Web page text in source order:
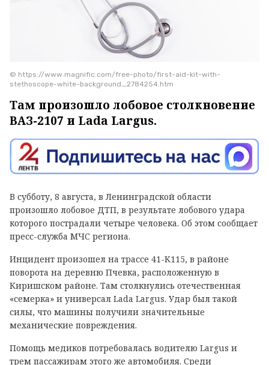
© https://www.magnific.com/free-photo/first-aid-kit-with-
stethoscope-white-background_2784254.htm
Там произошло лобовое столкновение
ВАЗ-2107 и Lada Largus.
В субботу, 8 августа, в Ленинградской области
произошло лобовое ДТП, в результате лобового удара
которого пострадали четыре человека. Об этом сообщает
пресс-служба МЧС региона.
Инцидент произошел на трассе 41-К115, в районе
поворота на деревню Пчевка, расположенную в
Киришском районе. Там столкнулись отечественная
«семерка» и универсал Lada Largus. Удар был такой
силы, что машины получили значительные
механические повреждения.
Помощь медиков потребовалась водителю Largus и
трем пассажирам этого же автомобиля. Среди